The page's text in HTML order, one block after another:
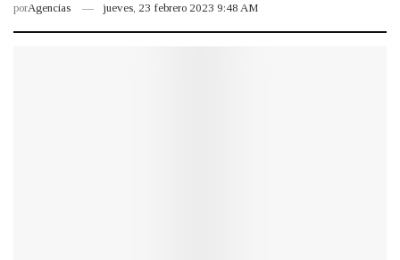
porAgencias jueves, 23 febrero 2023 9:48 AM